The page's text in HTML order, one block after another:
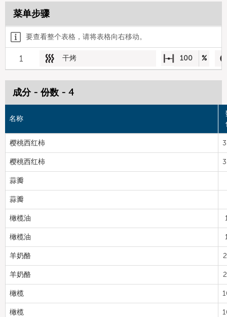
菜单步骤
要查看整个表格，请将表格向右移动。
1 干烤 100 %
成分 - 份数 - 4
名称
樱桃西红柿
樱桃西红柿
蒜瓣
蒜瓣
橄榄油
橄榄油
羊奶酪
羊奶酪
橄榄
橄榄